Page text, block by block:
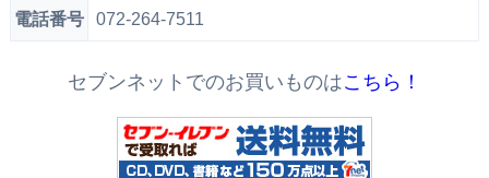
電話番号 072-264-7511
セブンネットでのお買いものはこちら！